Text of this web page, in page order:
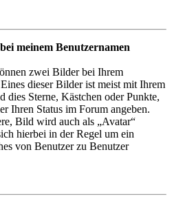
meinem Benutzernamen
zwei Bilder bei Ihrem
dieser Bilder ist meist mit Ihrem
dies Sterne, Kästchen oder Punkte,
Ihren Status im Forum angeben.
Bild wird auch als „Avatar“
hierbei in der Regel um ein
von Benutzer zu Benutzer